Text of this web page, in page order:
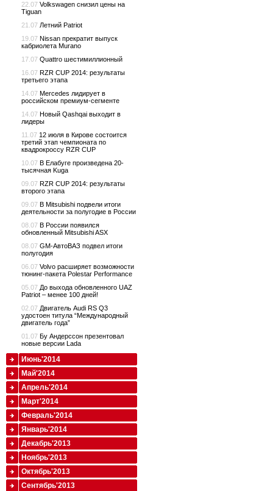
22.07 Volkswagen снизил цены на
Tiguan
21.07 Летний Patriot
19.07 Nissan прекратит выпуск
кабриолета Murano
17.07 Quattro шестимиллионный
16.07 RZR CUP 2014: результаты
третьего этапа
14.07 Mercedes лидирует в
российском премиум-сегменте
14.07 Новый Qashqai выходит в
лидеры
11.07 12 июля в Кирове состоится
третий этап чемпионата по
квадрокроссу RZR CUP
10.07 В Елабуге произведена 20-
тысячная Kuga
09.07 RZR CUP 2014: результаты
второго этапа
09.07 В Mitsubishi подвели итоги
деятельности за полугодие в России
08.07 В России появился
обновленный Mitsubishi ASX
08.07 GM-АвтоВАЗ подвел итоги
полугодия
06.07 Volvo расширяет возможности
тюнинг-пакета Polestar Performance
05.07 До выхода обновленного UAZ
Patriot – менее 100 дней!
02.07 Двигатель Audi RS Q3
удостоен титула “Международный
двигатель года”
01.07 Бу Андерссон презентовал
новые версии Lada
Июнь'2014
Май'2014
Апрель'2014
Март'2014
Февраль'2014
Январь'2014
Декабрь'2013
Ноябрь'2013
Октябрь'2013
Сентябрь'2013